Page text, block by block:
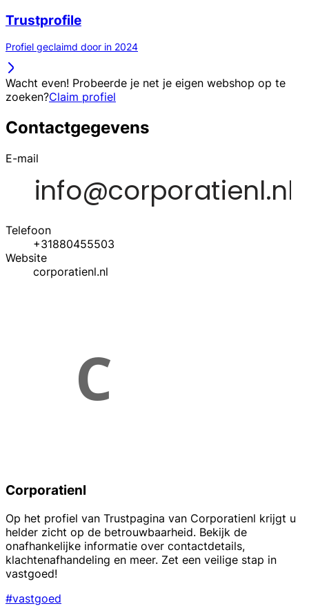
Trustprofile
Profiel geclaimd door in 2024
Wacht even! Probeerde je net je eigen webshop op te
zoeken?Claim profiel
Contactgegevens
E-mail
Telefoon
+31880455503
Website
corporatienl.nl
Corporatienl
Op het profiel van Trustpagina van Corporatienl krijgt u
helder zicht op de betrouwbaarheid. Bekijk de
onafhankelijke informatie over contactdetails,
klachtenafhandeling en meer. Zet een veilige stap in
vastgoed!
#vastgoed